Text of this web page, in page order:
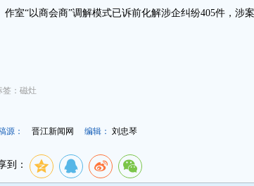
作室“以商会商”调解模式已诉前化解涉企纠纷405件，涉案
签：磁灶
源： 晋江新闻网 编辑： 刘忠琴
到：